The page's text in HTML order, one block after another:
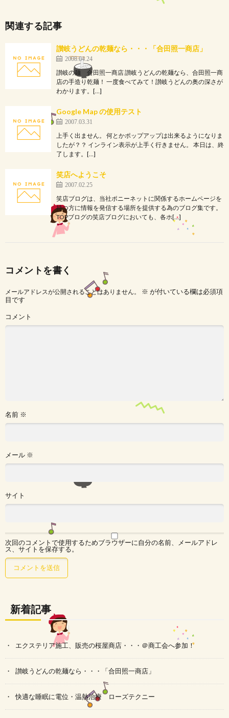
関連する記事
讃岐うどんの乾麺なら・・・「合田照一商店」
2008.04.24
讃岐の麺 合田照一商店 讃岐うどんの乾麺なら、合田照一商
店の手造り乾麺！ 一度食べてみて！讃岐うどんの奥の深さが
わかります。[…]
Google Map の使用テスト
2007.03.31
上手く出ません。 何とかポップアップは出来るようになりま
したが？？ インライン表示が上手く行きません。 本日は、終
了します。[…]
笑店へようこそ
2007.02.25
笑店ブログは、当社ポニーネットに関係するホームページを
持つ方に情報を発信する場所を提供する為のブログ集です。
TOPブログの笑店ブログにおいても、各ホ[…]
コメントを書く
メールアドレスが公開されることはありません。 ※ が付いている欄は必須項
目です
コメント
名前 ※
メール ※
サイト
次回のコメントで使用するためブラウザーに自分の名前、メールアドレ
ス、サイトを保存する。
新着記事
エクステリア施工、販売の桜屋商店・・・＠商工会へ参加！
讃岐うどんの乾麺なら・・・「合田照一商店」
快適な睡眠に電位・温熱治療 ローズテクニー